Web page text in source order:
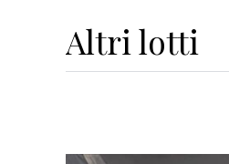
Altri lotti